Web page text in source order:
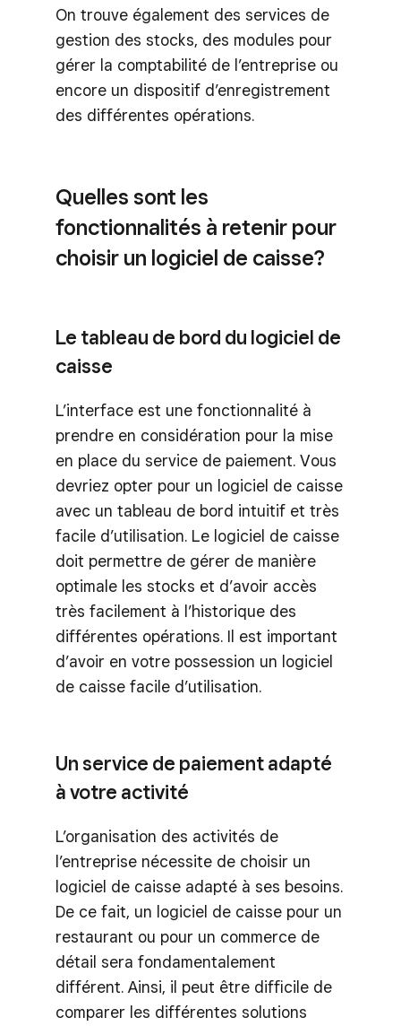
On trouve également des services de
gestion des stocks, des modules pour
gérer la comptabilité de l’entreprise ou
encore un dispositif d’enregistrement
des différentes opérations.
Quelles sont les
fonctionnalités à retenir pour
choisir un logiciel de caisse?
Le tableau de bord du logiciel de
caisse
L’interface est une fonctionnalité à
prendre en considération pour la mise
en place du service de paiement. Vous
devriez opter pour un logiciel de caisse
avec un tableau de bord intuitif et très
facile d’utilisation. Le logiciel de caisse
doit permettre de gérer de manière
optimale les stocks et d’avoir accès
très facilement à l’historique des
différentes opérations. Il est important
d’avoir en votre possession un logiciel
de caisse facile d’utilisation.
Un service de paiement adapté
à votre activité
L’organisation des activités de
l’entreprise nécessite de choisir un
logiciel de caisse adapté à ses besoins.
De ce fait, un logiciel de caisse pour un
restaurant ou pour un commerce de
détail sera fondamentalement
différent. Ainsi, il peut être difficile de
comparer les différentes solutions